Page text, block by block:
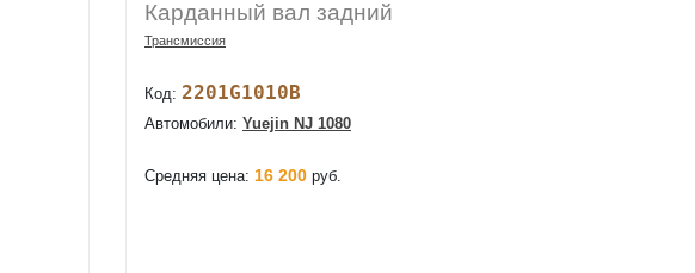
Карданный вал задний
Трансмиссия
Код: 2201G1010B
Автомобили: Yuejin NJ 1080
Средняя цена: 16 200 руб.